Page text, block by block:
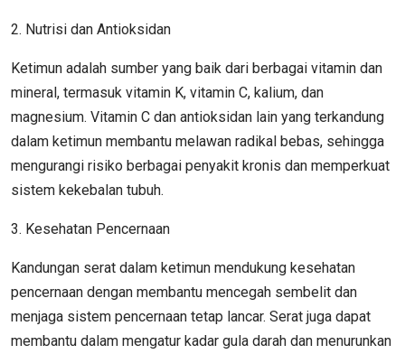
2. Nutrisi dan Antioksidan
Ketimun adalah sumber yang baik dari berbagai vitamin dan
mineral, termasuk vitamin K, vitamin C, kalium, dan
magnesium. Vitamin C dan antioksidan lain yang terkandung
dalam ketimun membantu melawan radikal bebas, sehingga
mengurangi risiko berbagai penyakit kronis dan memperkuat
sistem kekebalan tubuh.
3. Kesehatan Pencernaan
Kandungan serat dalam ketimun mendukung kesehatan
pencernaan dengan membantu mencegah sembelit dan
menjaga sistem pencernaan tetap lancar. Serat juga dapat
membantu dalam mengatur kadar gula darah dan menurunkan